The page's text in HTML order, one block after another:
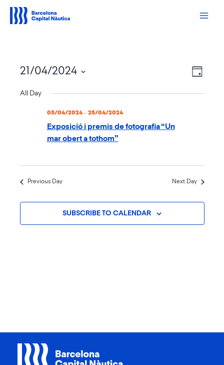
contingut
Views
Navigation
Event
Views
DAY
21/04/2024
date.
All Day
05/04/2024- 25/04/2024
Exposició i premis de fotografia “Un
mar obert a tothom”
Previous Day Next Day
SUBSCRIBE TO CALENDAR